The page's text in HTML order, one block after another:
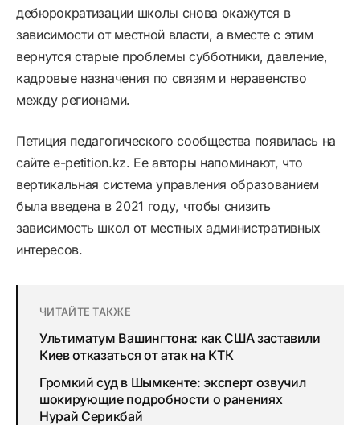
дебюрократизации школы снова окажутся в
зависимости от местной власти, а вместе с этим
вернутся старые проблемы субботники, давление,
кадровые назначения по связям и неравенство
между регионами.
Петиция педагогического сообщества появилась на
сайте e-petition.kz. Ее авторы напоминают, что
вертикальная система управления образованием
была введена в 2021 году, чтобы снизить
зависимость школ от местных административных
интересов.
ЧИТАЙТЕ ТАКЖЕ
Ультиматум Вашингтона: как США заставили
Киев отказаться от атак на КТК
Громкий суд в Шымкенте: эксперт озвучил
шокирующие подробности о ранениях
Нурай Серикбай